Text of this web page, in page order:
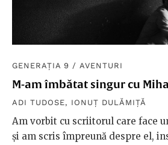
GENERAȚIA 9 / AVENTURI
M-am îmbătat singur cu
ADI TUDOSE, IONUȚ DULĂMIȚĂ
Am vorbit cu scriitorul care face
și am scris împreună despre el,